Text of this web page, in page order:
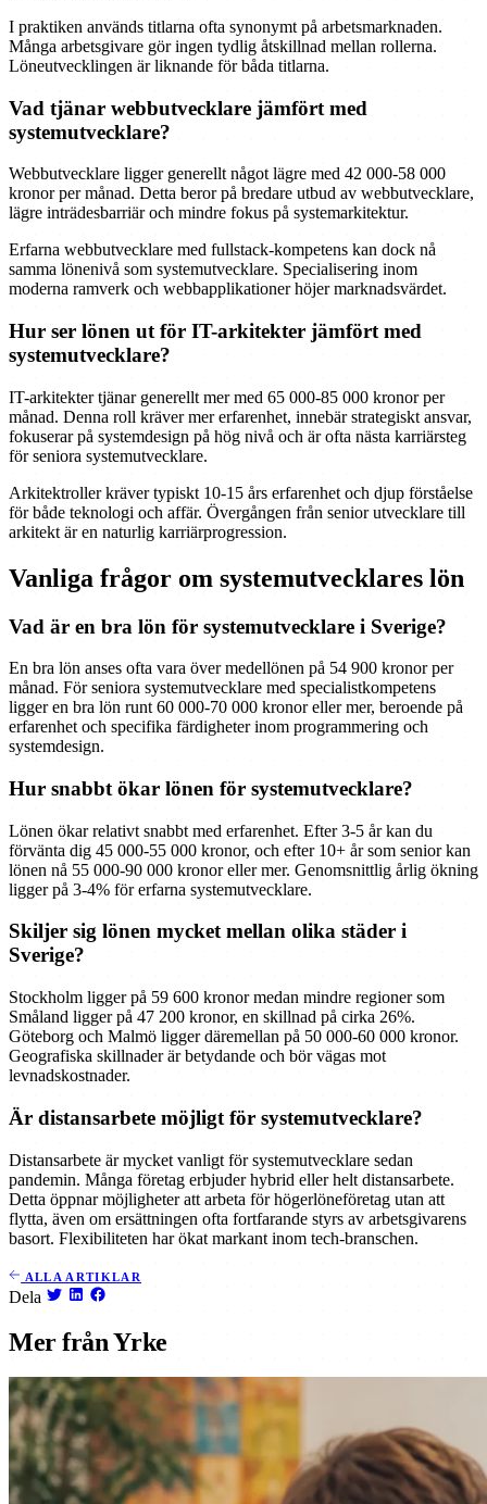
I praktiken används titlarna ofta synonymt på arbetsmarknaden.
Många arbetsgivare gör ingen tydlig åtskillnad mellan rollerna.
Löneutvecklingen är liknande för båda titlarna.
Vad tjänar webbutvecklare jämfört med
systemutvecklare?
Webbutvecklare ligger generellt något lägre med 42 000-58 000
kronor per månad. Detta beror på bredare utbud av webbutvecklare,
lägre inträdesbarriär och mindre fokus på systemarkitektur.
Erfarna webbutvecklare med fullstack-kompetens kan dock nå
samma lönenivå som systemutvecklare. Specialisering inom
moderna ramverk och webbapplikationer höjer marknadsvärdet.
Hur ser lönen ut för IT-arkitekter jämfört med
systemutvecklare?
IT-arkitekter tjänar generellt mer med 65 000-85 000 kronor per
månad. Denna roll kräver mer erfarenhet, innebär strategiskt ansvar,
fokuserar på systemdesign på hög nivå och är ofta nästa karriärsteg
för seniora systemutvecklare.
Arkitektroller kräver typiskt 10-15 års erfarenhet och djup förståelse
för både teknologi och affär. Övergången från senior utvecklare till
arkitekt är en naturlig karriärprogression.
Vanliga frågor om systemutvecklares lön
Vad är en bra lön för systemutvecklare i Sverige?
En bra lön anses ofta vara över medellönen på 54 900 kronor per
månad. För seniora systemutvecklare med specialistkompetens
ligger en bra lön runt 60 000-70 000 kronor eller mer, beroende på
erfarenhet och specifika färdigheter inom programmering och
systemdesign.
Hur snabbt ökar lönen för systemutvecklare?
Lönen ökar relativt snabbt med erfarenhet. Efter 3-5 år kan du
förvänta dig 45 000-55 000 kronor, och efter 10+ år som senior kan
lönen nå 55 000-90 000 kronor eller mer. Genomsnittlig årlig ökning
ligger på 3-4% för erfarna systemutvecklare.
Skiljer sig lönen mycket mellan olika städer i
Sverige?
Stockholm ligger på 59 600 kronor medan mindre regioner som
Småland ligger på 47 200 kronor, en skillnad på cirka 26%.
Göteborg och Malmö ligger däremellan på 50 000-60 000 kronor.
Geografiska skillnader är betydande och bör vägas mot
levnadskostnader.
Är distansarbete möjligt för systemutvecklare?
Distansarbete är mycket vanligt för systemutvecklare sedan
pandemin. Många företag erbjuder hybrid eller helt distansarbete.
Detta öppnar möjligheter att arbeta för högerlöneföretag utan att
flytta, även om ersättningen ofta fortfarande styrs av arbetsgivarens
basort. Flexibiliteten har ökat markant inom tech-branschen.
ALLA ARTIKLAR
Dela
Mer från Yrke